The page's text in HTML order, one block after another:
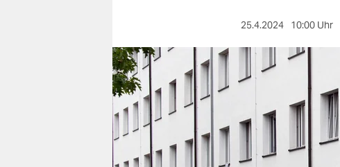
berlin
nord
wahrheit
verlag
25.4.2024 10:00 Uhr